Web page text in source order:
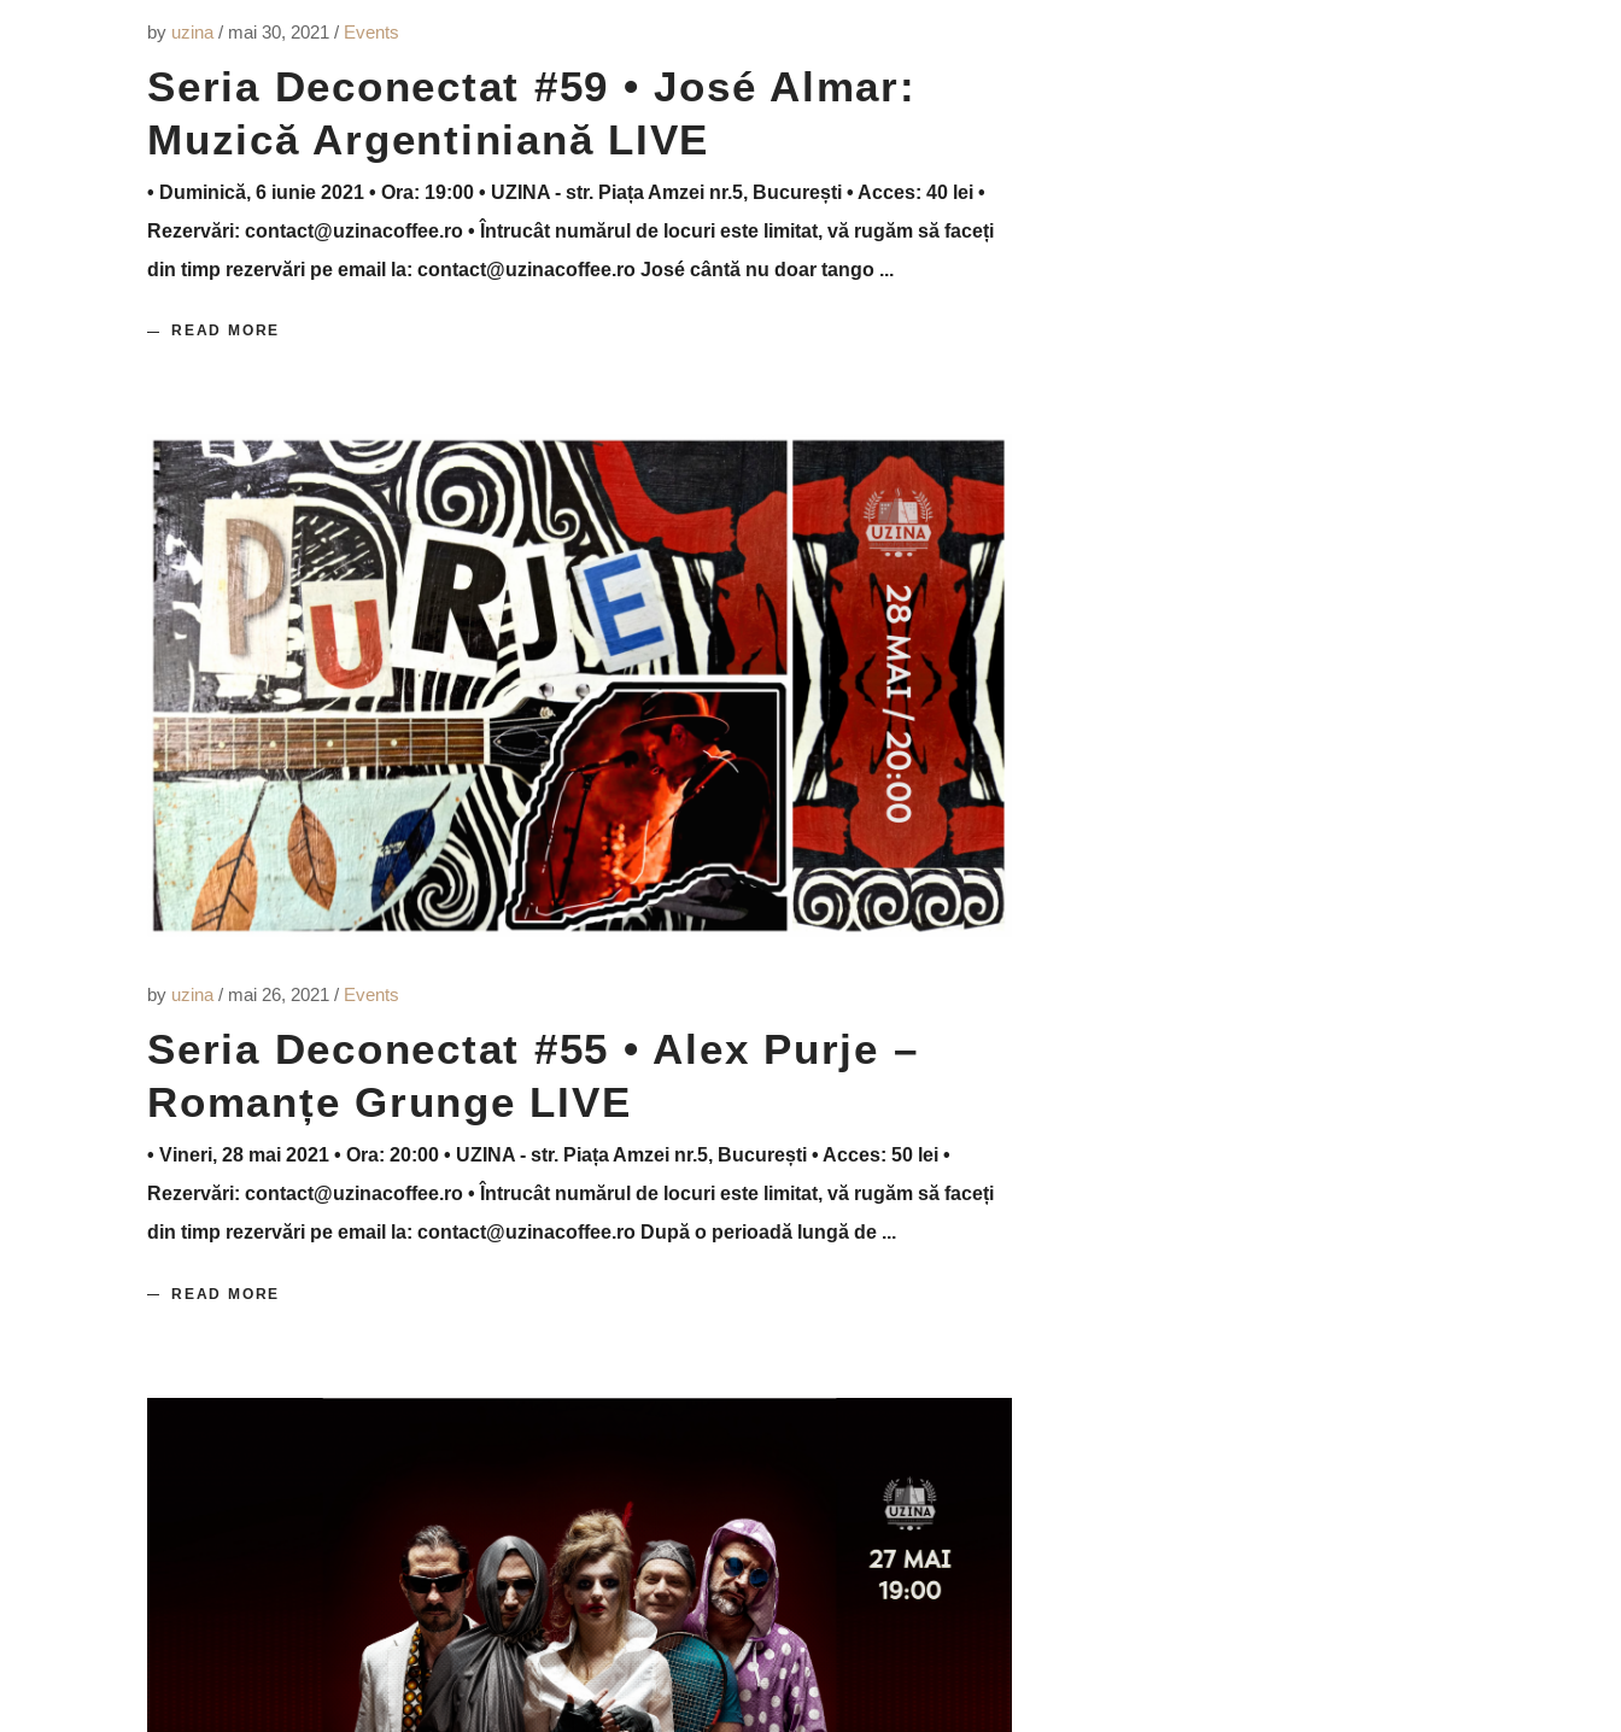
by uzina mai 30, 2021 Events
Seria Deconectat #59 • José Almar:
Muzică Argentiniană LIVE
• Duminică, 6 iunie 2021 • Ora: 19:00 • UZINA - str. Piața Amzei nr.5, București • Acces: 40 lei •
Rezervări: contact@uzinacoffee.ro • Întrucât numărul de locuri este limitat, vă rugăm să faceți
din timp rezervări pe email la: contact@uzinacoffee.ro José cântă nu doar tango
READ MORE
by uzina mai 26, 2021 Events
Seria Deconectat #55 • Alex Purje –
Romanțe Grunge LIVE
• Vineri, 28 mai 2021 • Ora: 20:00 • UZINA - str. Piața Amzei nr.5, București • Acces: 50 lei •
Rezervări: contact@uzinacoffee.ro • Întrucât numărul de locuri este limitat, vă rugăm să faceți
din timp rezervări pe email la: contact@uzinacoffee.ro După o perioadă lungă de
READ MORE